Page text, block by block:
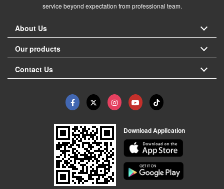
service beyond expectation from professional team.
About Us
Our products
Contact Us
Download Application